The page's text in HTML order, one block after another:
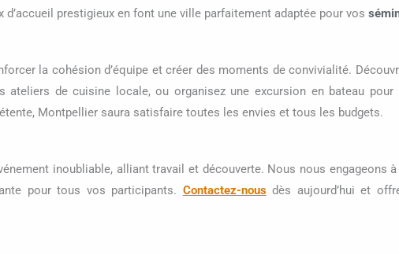
prestigieux en font une ville parfaitement adaptée pour vos
la cohésion d’équipe et créer des moments de convivialité.
de cuisine locale, ou organisez une excursion en bateau
Montpellier saura satisfaire toutes les envies et tous les budgets.
inoubliable, alliant travail et découverte. Nous nous engageons
pour tous vos participants. Contactez-nousdès aujourd’hui et